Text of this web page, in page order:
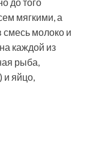
мягкими, а
смесь молоко и
каждой из
рыба,
и яйцо,